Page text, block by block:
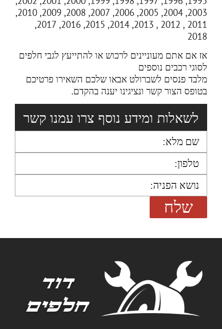
2003, 2004, 2005, 2006, 2007, 2008, 2009, 2010,
2011 , 2012 , 2013, 2014, 2015, 2016, 2017,
2018
אז אם אתם מעוניינים לרכוש או להתייעץ לגבי חלפים
לסוגי רכבים נוספים
מלבד פנסים לשברולט אבאו שלכם השאירו פרטיכם
בטופס הצור קשר ונציגינו יענה בהקדם.
לשאלות ומידע נוסף צרו עמנו קשר